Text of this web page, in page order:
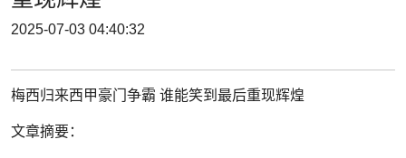
2025-07-03 04:40:32
梅西归来西甲豪门争霸 谁能笑到最后重现辉煌
文章摘要：